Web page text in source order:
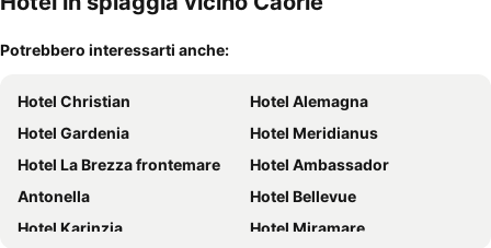
Potrebbero interessarti anche:
Hotel Christian
Hotel Alemagna
Hotel Gardenia
Hotel Meridianus
Hotel La Brezza frontemare
Hotel Ambassador
Antonella
Hotel Bellevue
Hotel Karinzia
Hotel Miramare